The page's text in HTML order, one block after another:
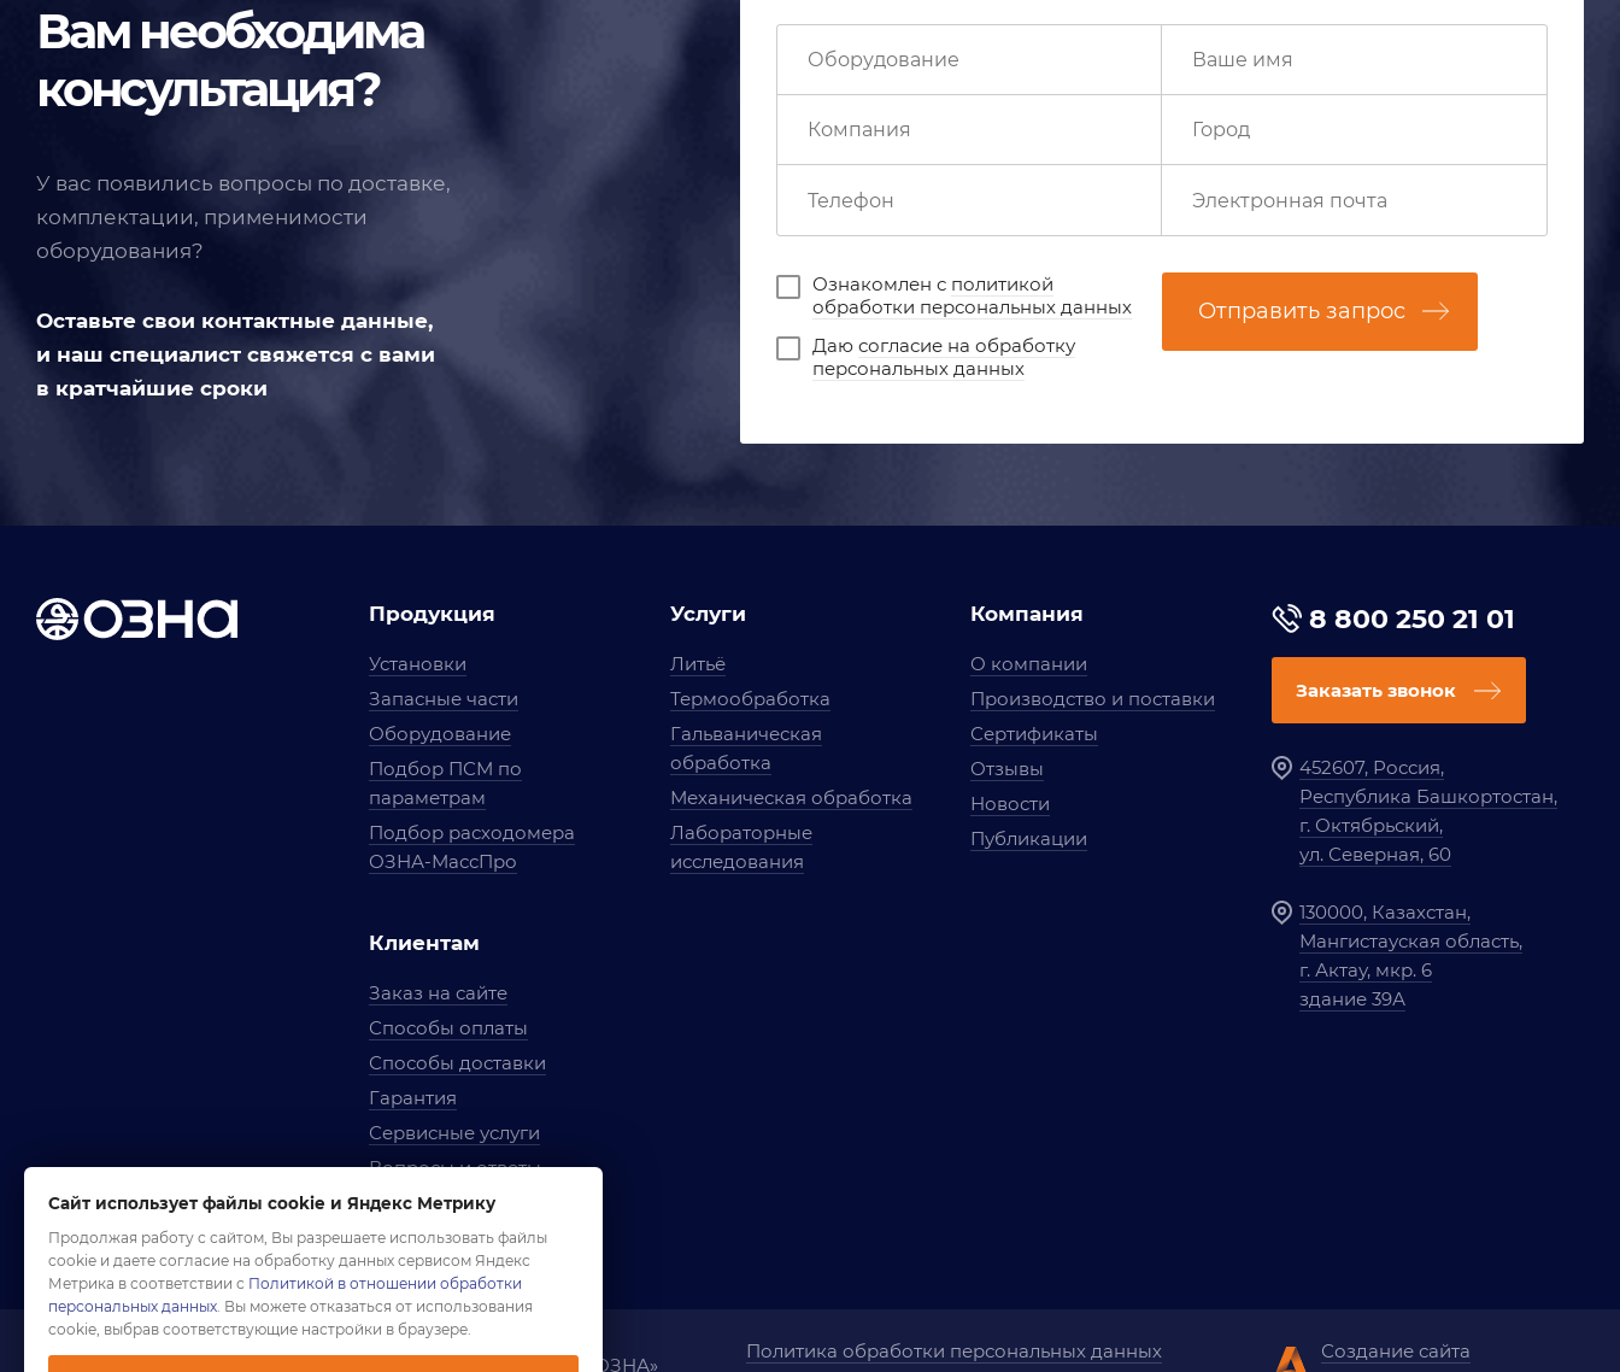
Вам необходима
консультация?
У вас появились вопросы по доставке,
комплектации, применимости
оборудования?
Оставьте свои контактные данные,
и наш специалист свяжется с вами
в кратчайшие сроки
Ознакомлен с политикой
обработки персональных данных
Даю согласие на обработку
персональных данных
Отправить запрос
Продукция
Установки
Запасные части
Оборудование
Подбор ПСМ по
параметрам
Подбор расходомера
ОЗНА-МассПро
Клиентам
Заказ на сайте
Способы оплаты
Способы доставки
Гарантия
Сервисные услуги
Вопросы и ответы
Условия сотрудничества
Правила использования
Услуги
Литьё
Термообработка
Гальваническая
обработка
Механическая обработка
Лабораторные
исследования
Компания
О компании
Производство и поставки
Сертификаты
Отзывы
Новости
Публикации
8 800 250 21 01
Заказать звонок
452607, Россия,
Республика Башкортостан,
г. Октябрьский,
ул. Северная, 60
130000, Казахстан,
Мангистауская область,
г. Актау, мкр. 6
здание 39А
Компания «ОЗНА»
Политика обработки персональных данных
Создание сайта
Сайт использует файлы cookie и Яндекс Метрику
Продолжая работу с сайтом, Вы разрешаете использовать файлы
cookie и даете согласие на обработку данных сервисом Яндекс
Метрика в соответствии с Политикой в отношении обработки
персональных данных. Вы можете отказаться от использования
cookie, выбрав соответствующие настройки в браузере.